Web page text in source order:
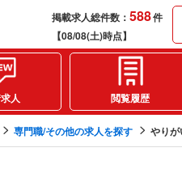
掲載求人総件数： 588件
【08/08(土)時点】
人 閲覧履歴
専門職/その他の求人を探す やり